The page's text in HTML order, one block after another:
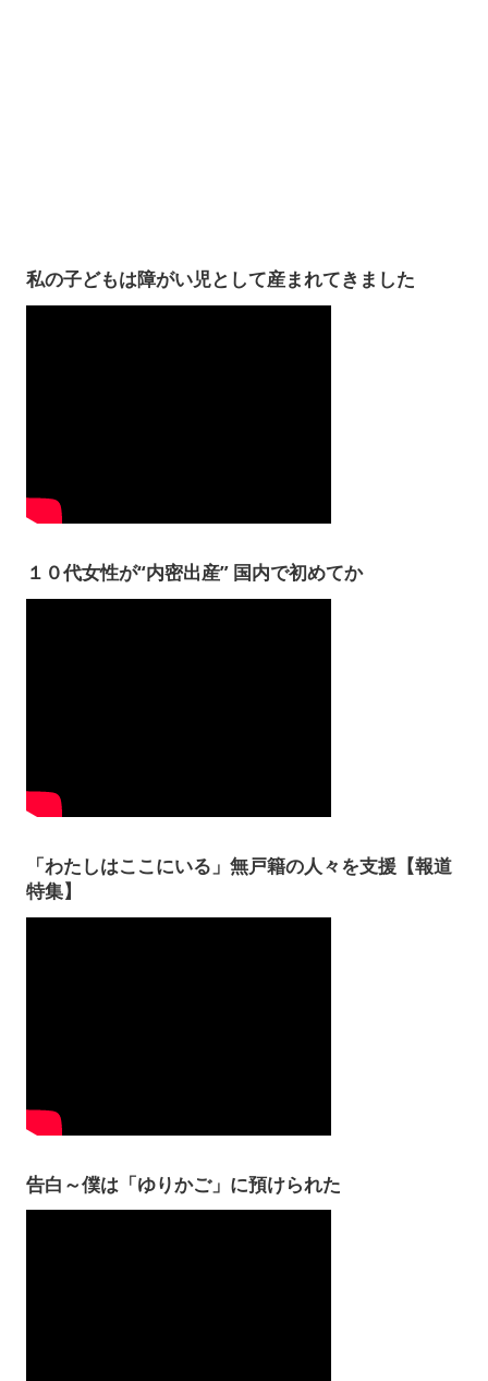
私の子どもは障がい児として産まれてきました
１０代女性が“内密出産” 国内で初めてか
「わたしはここにいる」無戸籍の人々を支援【報道
特集】
告白～僕は「ゆりかご」に預けられた